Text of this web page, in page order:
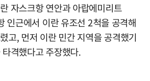
자스크항 연안과 아랍에미리트
인근에서 이란 유조선 2척을 공격해
고, 먼저 이란 민간 지역을 공격했기
격했다고 주장했다.